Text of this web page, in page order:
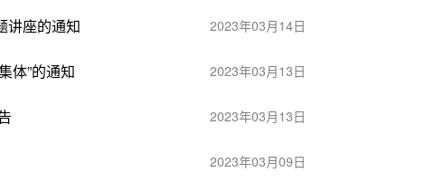
讲座的通知 2023年03月14日
体”的通知 2023年03月13日
2023年03月13日
2023年03月09日